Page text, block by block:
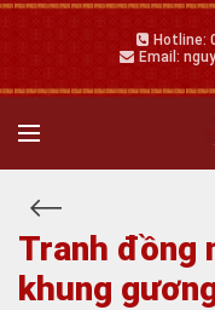
Hotline:
Email:
Tranh đồng
khung